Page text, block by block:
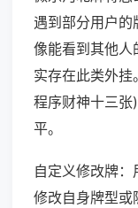
遇到部分用户的
像能看到其他人
实存在此类外
程序财神十三
平。
自定义修改牌：
修改自身牌型或